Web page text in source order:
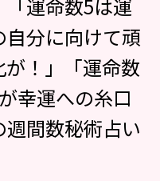
「運命数5は運
分に向けて頑
！」「運命数
幸運への糸口
間数秘術占い